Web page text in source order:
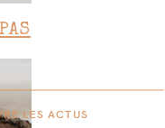
LES ACTUS